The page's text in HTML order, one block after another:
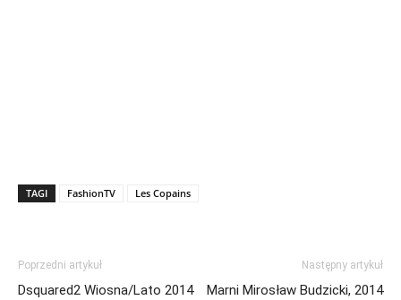
TAGI FashionTV Les Copains
Poprzedni artykuł
Dsquared2 Wiosna/Lato 2014
Następny artykuł
Marni Mirosław Budzicki, 2014